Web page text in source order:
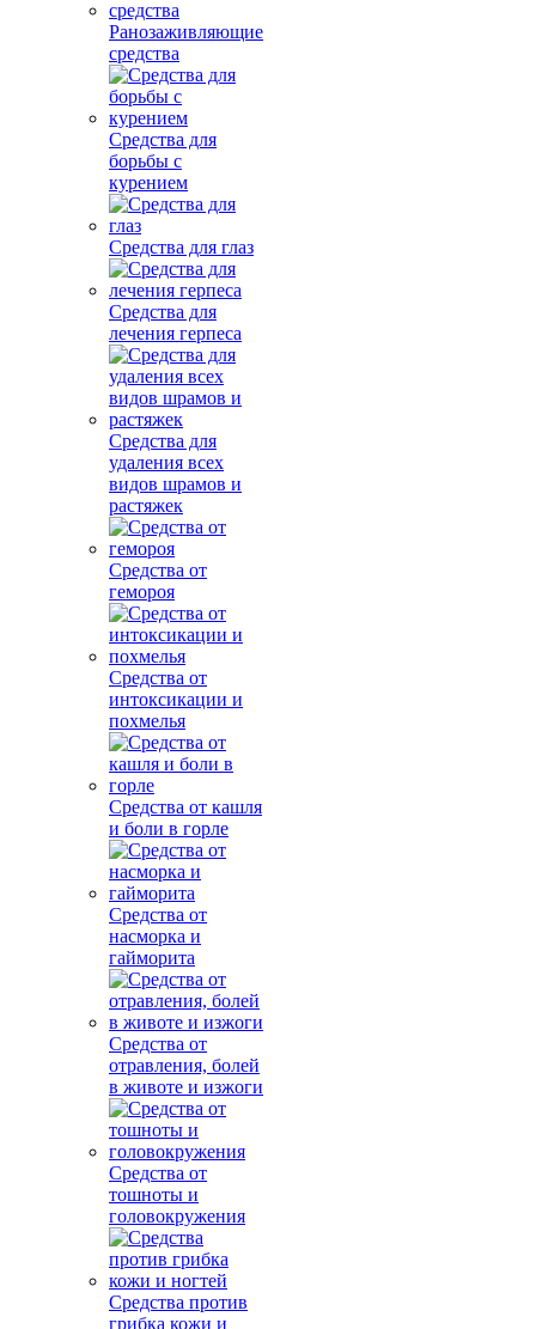
Ранозаживляющие
средства
Средства для
борьбы с
курением
Средства для глаз
Средства для
лечения герпеса
Средства для
удаления всех
видов шрамов и
растяжек
Средства от
гемороя
Средства от
интоксикации и
похмелья
Средства от кашля
и боли в горле
Средства от
насморка и
гайморита
Средства от
отравления, болей
в животе и изжоги
Средства от
тошноты и
головокружения
Средства против
грибка кожи и